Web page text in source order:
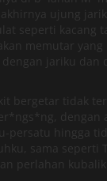
ujung
seperti kacang
memutar
jariku dan
bergetar tidak
dengan
persatu hingga
sama seperti
perlahan